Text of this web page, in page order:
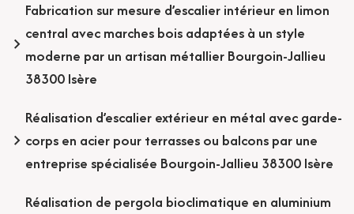
Fabrication sur mesure d’escalier intérieur en limon
central avec marches bois adaptées à un style
moderne par un artisan métallier Bourgoin-Jallieu
38300 Isère
Réalisation d’escalier extérieur en métal avec garde-
corps en acier pour terrasses ou balcons par une
entreprise spécialisée Bourgoin-Jallieu 38300 Isère
Réalisation de pergola bioclimatique en aluminium